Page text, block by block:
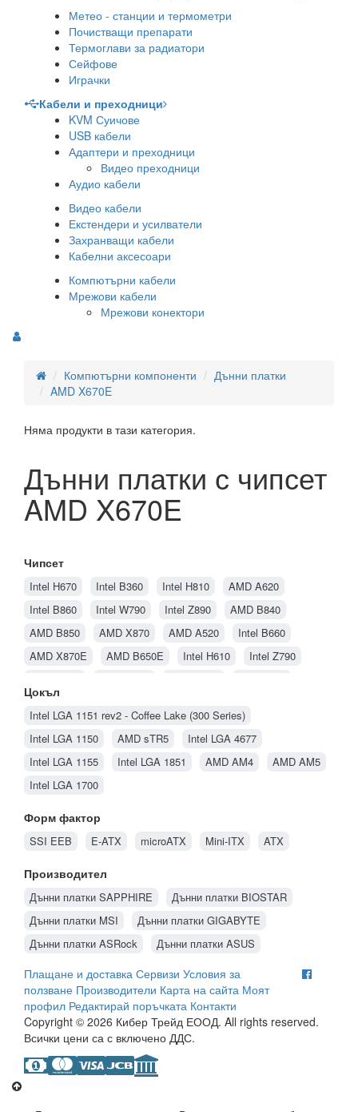
Метео - станции и термометри
Почистващи препарати
Термоглави за радиатори
Сейфове
Играчки
Кабели и преходници
KVM Суичове
USB кабели
Адаптери и преходници
Видео преходници
Аудио кабели
Видео кабели
Екстендери и усилватели
Захранващи кабели
Кабелни аксесоари
Компютърни кабели
Мрежови кабели
Мрежови конектори
Компютърни компоненти
Дънни платки
AMD X670E
Няма продукти в тази категория.
Дънни платки с чипсет
AMD X670E
Чипсет
Intel H670 Intel B360 Intel H810
AMD A620
Intel B860
Intel W790 Intel Z890
AMD B840
AMD B850
AMD X870 AMD A520
Intel B660
AMD X870E
AMD B650E Intel H610
Intel Z790
Цокъл
Intel LGA 1151 rev2 - Coffee Lake (300 Series)
Intel LGA 1150
AMD sTR5
Intel LGA 4677
Intel LGA 1155
Intel LGA 1851 AMD AM4
AMD AM5
Intel LGA 1700
Форм фактор
SSI EEB E-ATX microATX Mini-ITX ATX
Производител
Дънни платки SAPPHIRE
Дънни платки BIOSTAR
Дънни платки MSI
Дънни платки GIGABYTE
Дънни платки ASRock
Дънни платки ASUS
Плащане и доставка Сервизи Условия за
ползване Производители Карта на сайта Моят
профил Редактирай поръчката Контакти
Copyright © 2026 Кибер Трейд ЕООД. All rights reserved.
Всички цени са с включено ДДС.